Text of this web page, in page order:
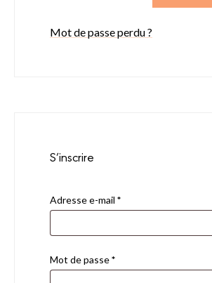
Mot de passe perdu ?
S’inscrire
Adresse e-mail *
Mot de passe*